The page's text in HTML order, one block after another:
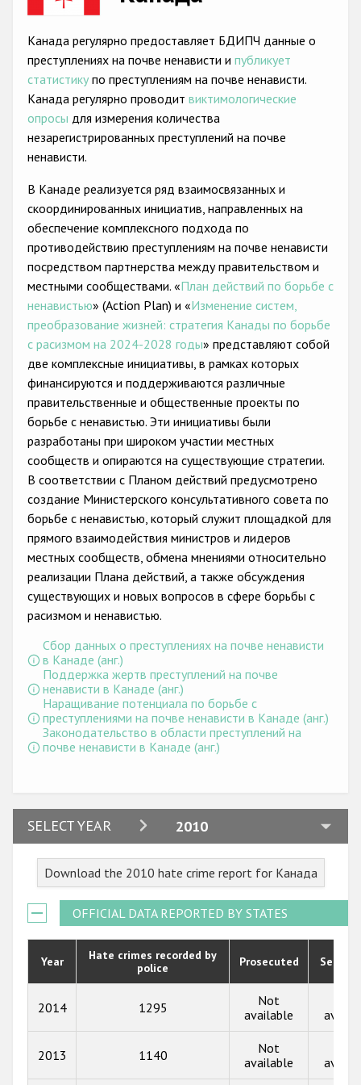
Anti-Roma hate crime
Anti-Semitic hate crime
Anti-Muslim hate crime
Anti-Christian hate crime
Anti-LGBTI hate crime
Проекты БДИПЧ
Организации гражданского общества
Государства-участники
Канада регулярно предоставляет БДИПЧ данные о
преступлениях на почве ненависти и публикует
статистику по преступлениям на почве ненависти.
Канада регулярно проводит виктимологические
опросы для измерения количества
незарегистрированных преступлений на почве
ненависти.
В Канаде реализуется ряд взаимосвязанных и
скоординированных инициатив, направленных на
обеспечение комплексного подхода по
противодействию преступлениям на почве ненависти
посредством партнерства между правительством и
местными сообществами. «План действий по борьбе с
ненавистью» (Action Plan) и «Изменение систем,
преобразование жизней: стратегия Канады по борьбе
с расизмом на 2024-2028 годы» представляют собой
две комплексные инициативы, в рамках которых
финансируются и поддерживаются различные
правительственные и общественные проекты по
борьбе с ненавистью. Эти инициативы были
разработаны при широком участии местных
сообществ и опираются на существующие стратегии.
В соответствии с Планом действий предусмотрено
создание Министерского консультативного совета по
борьбе с ненавистью, который служит площадкой для
прямого взаимодействия министров и лидеров
местных сообществ, обмена мнениями относительно
реализации Плана действий, а также обсуждения
существующих и новых вопросов в сфере борьбы с
расизмом и ненавистью.
Сбор данных о преступлениях на почве ненависти
в Канаде (анг.)
Поддержка жертв преступлений на почве
ненависти в Канаде (анг.)
Наращивание потенциала по борьбе с
преступлениями на почве ненависти в Канаде (анг.)
Законодательство в области преступлений на
почве ненависти в Канаде (анг.)
SELECT YEAR 2010
2024
2022
2021
2020
2017
Download the 2010 hate crime report for Канада
OFFICIAL DATA REPORTED BY STATES
Year
Hate crimes recorded by
police
Prosecuted
2014 1295
Not
available
2013 1140
Not
available